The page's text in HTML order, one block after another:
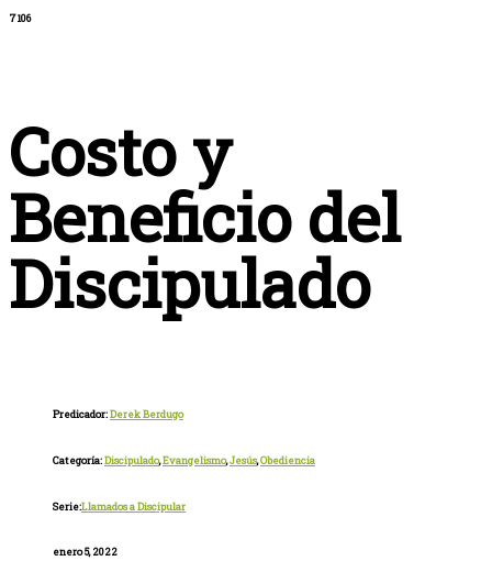
7106
Costo y
Beneficio del
Discipulado
Predicador:Derek Berdugo
Categoría:Discipulado,Evangelismo,Jesús,Obediencia
Serie:Llamados a Discipular
enero 5, 2022